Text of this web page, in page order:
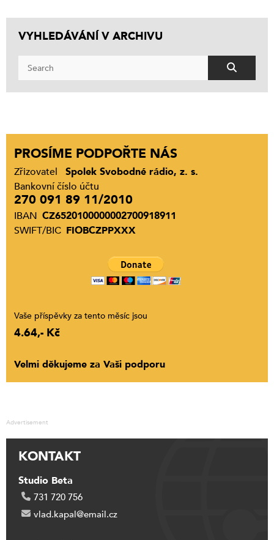
VYHLEDÁVÁNÍ V ARCHIVU
PROSÍME PODPOŘTE NÁS
Zřizovatel
Spolek Svobodné rádio, z. s.
Bankovní číslo účtu
270 091 89 11/2010
IBAN CZ6520100000002700918911
SWIFT/BIC FIOBCZPPXXX
Vaše příspěvky za tento měsíc jsou
4.64,- Kč
Velmi děkujeme za Vaši podporu
Advertisement
KONTAKT
Studio Beta
731 720 756
vlad.kapal@email.cz